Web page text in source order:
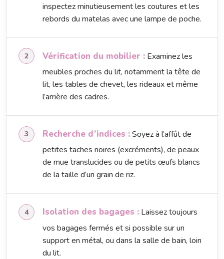
inspectez minutieusement les coutures et les
rebords du matelas avec une lampe de poche.
Vérification du mobilier : Examinez les
meubles proches du lit, notamment la tête de
lit, les tables de chevet, les rideaux et même
l’arrière des cadres.
Recherche d’indices :Soyez à l’affût de
petites taches noires (excréments), de peaux
de mue translucides ou de petits œufs blancs
de la taille d’un grain de riz.
Isolation des bagages : Laissez toujours
vos bagages fermés et si possible sur un
support en métal, ou dans la salle de bain, loin
du lit.